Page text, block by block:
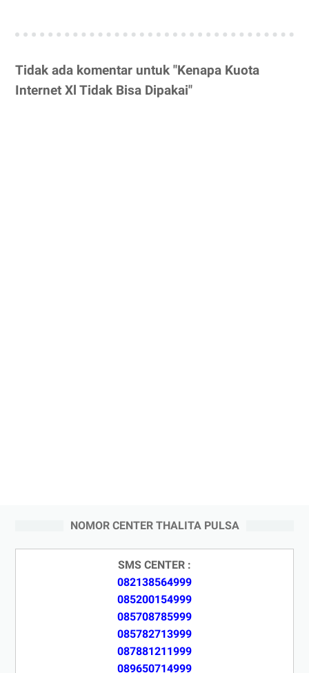
Tidak ada komentar untuk "Kenapa Kuota
Internet Xl Tidak Bisa Dipakai"
NOMOR CENTER THALITA PULSA
SMS CENTER :
082138564999
085200154999
085708785999
085782713999
087881211999
089650714999